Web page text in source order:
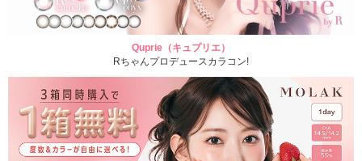
Quprie（キュプリエ）
Rちゃんプロデュースカラコン!